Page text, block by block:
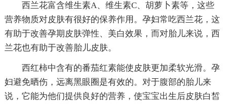
西兰花富含维生素A、维生素C、胡萝卜素等，这些
营养物质对皮肤有很好的保养作用。孕妇常吃西兰花，这
有助于改善孕期皮肤弹性、美白效果，而对胎儿来说，西
兰花也有助于改善胎儿皮肤。
西红柿中含有的番茄红素能使皮肤更加柔软光滑。孕
妇避免晒伤，远离黑眼圈是有效的。对于腹部的胎儿来
说，它能为他们提供良好的营养，使宝宝出生后皮肤白皙